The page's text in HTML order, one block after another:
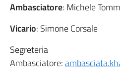
Ambasciatore: Michele
Vicario: Simone Corsale
Segreteria
Ambasciatore: